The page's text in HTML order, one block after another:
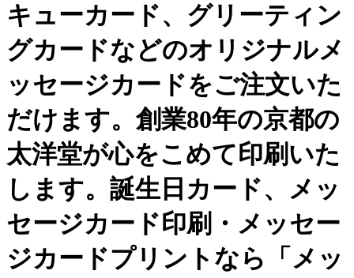
キューカード、グリーティン
グカードなどのオリジナルメ
ッセージカードをご注文いた
だけます。創業80年の京都の
太洋堂が心をこめて印刷いた
します。誕生日カード、メッ
セージカード印刷・メッセー
ジカードプリントなら「メッ